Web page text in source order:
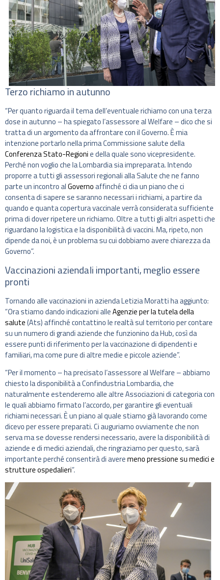
Terzo richiamo in autunno
“Per quanto riguarda il tema dell’eventuale richiamo con una terza
dose in autunno – ha spiegato l’assessore al Welfare – dico che si
tratta di un argomento da affrontare con il Governo. È mia
intenzione portarlo nella prima Commissione salute della
Conferenza Stato-Regionie della quale sono vicepresidente.
Perché non voglio che la Lombardia sia impreparata. Intendo
proporre a tutti gli assessori regionali alla Salute che ne fanno
parte un incontro alGovernoaffinché ci dia un piano che ci
consenta di sapere se saranno necessari i richiami, a partire da
quando e quanta copertura vaccinale verrà considerata sufficiente
prima di dover ripetere un richiamo. Oltre a tutti gli altri aspetti che
riguardano la logistica e la disponibilità di vaccini. Ma, ripeto, non
dipende da noi, è un problema su cui dobbiamo avere chiarezza da
Governo”.
Vaccinazioni aziendali importanti, meglio essere
pronti
Tornando alle vaccinazioni in azienda Letizia Moratti ha aggiunto:
“Ora stiamo dando indicazioni alleAgenzie per la tutela della
salute(Ats) affinché contattino le realtà sul territorio per contare
su un numero di grandi aziende che funzionino da Hub, così da
essere punti di riferimento per la vaccinazione di dipendenti e
familiari, ma come pure di altre medie e piccole aziende”.
“Per il momento – ha precisato l’assessore al Welfare – abbiamo
chiesto la disponibilità a Confindustria Lombardia, che
naturalmente estenderemo alle altre Associazioni di categoria con
le quali abbiamo firmato l’accordo, per garantire gli eventuali
richiami necessari. È un piano al quale stiamo già lavorando come
dicevo per essere preparati. Ci auguriamo ovviamente che non
serva ma se dovesse rendersi necessario, avere la disponibilità di
aziende e di medici aziendali, che ringraziamo per questo, sarà
importante perché consentirà di averemeno pressione su medici e
strutture ospedalieri“.